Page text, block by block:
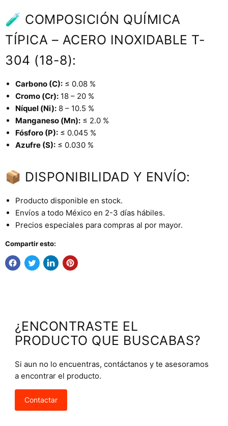
🧪 COMPOSICIÓN QUÍMICA
TÍPICA – ACERO INOXIDABLE T-
304 (18-8):
Carbono (C): ≤ 0.08 %
Cromo (Cr): 18 – 20 %
Níquel (Ni): 8 – 10.5 %
Manganeso (Mn): ≤ 2.0 %
Fósforo (P): ≤ 0.045 %
Azufre (S): ≤ 0.030 %
📦 DISPONIBILIDAD Y ENVÍO:
Producto disponible en stock.
Envíos a todo México en 2-3 días hábiles.
Precios especiales para compras al por mayor.
Compartir esto:
¿ENCONTRASTE EL
PRODUCTO QUE BUSCABAS?
Si aun no lo encuentras, contáctanos y te asesoramos
a encontrar el producto.
Contactar